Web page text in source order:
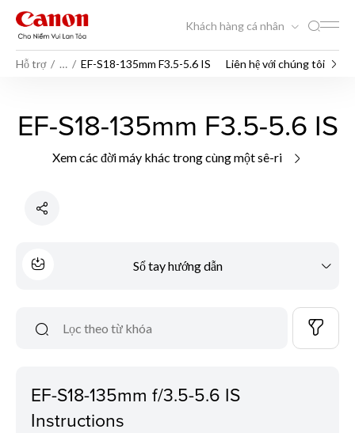
Khách hàng cá nhân
Hỗ trợ … EF-S18-135mm F3.5-5.6 IS Liên hệ với chúng tôi
EF-S18-135mm F3.5-5.6 IS
Xem các đời máy khác trong cùng một sê-ri
Sổ tay hướng dẫn
EF-S18-135mm f/3.5-5.6 IS
Instructions